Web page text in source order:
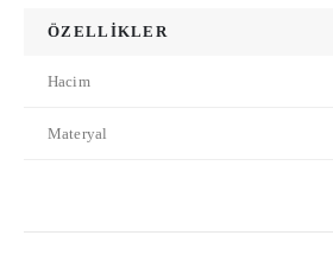
ÖZELLİKLER
Hacim
Materyal